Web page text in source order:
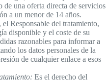
de una oferta directa de servicios
a un menor de 14 años.
Responsable del tratamiento,
disponible y el coste de su
razonables para informar a
los datos personales de la
de cualquier enlace a esos
Es el derecho del